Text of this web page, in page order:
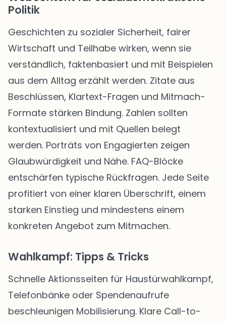
Politik
Geschichten zu sozialer Sicherheit, fairer
Wirtschaft und Teilhabe wirken, wenn sie
verständlich, faktenbasiert und mit Beispielen
aus dem Alltag erzählt werden. Zitate aus
Beschlüssen, Klartext-Fragen und Mitmach-
Formate stärken Bindung. Zahlen sollten
kontextualisiert und mit Quellen belegt
werden. Porträts von Engagierten zeigen
Glaubwürdigkeit und Nähe. FAQ-Blöcke
entschärfen typische Rückfragen. Jede Seite
profitiert von einer klaren Überschrift, einem
starken Einstieg und mindestens einem
konkreten Angebot zum Mitmachen.
Wahlkampf: Tipps & Tricks
Schnelle Aktionsseiten für Haustürwahlkampf,
Telefonbänke oder Spendenaufrufe
beschleunigen Mobilisierung. Klare Call-to-